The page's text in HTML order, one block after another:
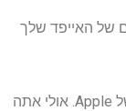
של האייפד שלך
ראשית, תצטרך להירשם לתוכנית המפתחים של Apple. אולי אתה